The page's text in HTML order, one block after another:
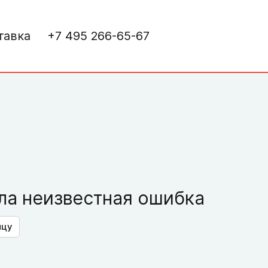
+7 495 266-65-67
неизвестная ошибка